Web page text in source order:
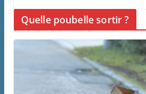
Quelle poubelle sortir ?